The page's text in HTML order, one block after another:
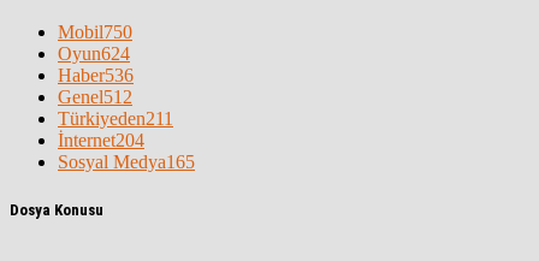
Mobil750
Oyun624
Haber536
Genel512
Türkiyeden211
İnternet204
Sosyal Medya165
Dosya Konusu